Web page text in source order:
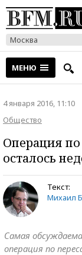
Москва
МЕНЮ
4 января 2016, 11:10
Общество
Операция по
осталось
Текст:
Михаил
Самая
операция по